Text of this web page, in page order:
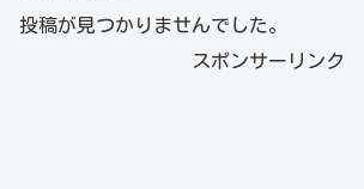
投稿が見つかりませんでした。
スポンサーリンク